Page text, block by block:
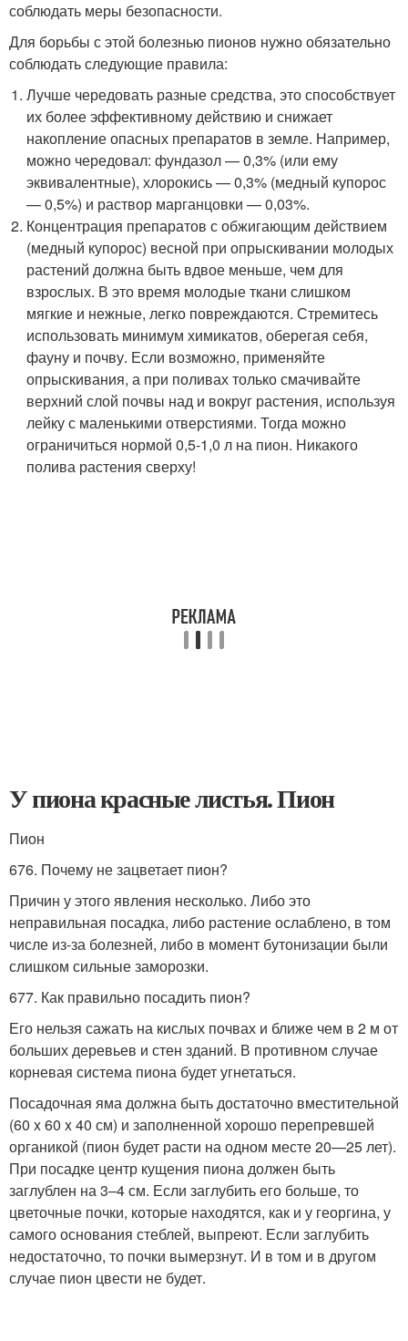
соблюдать меры безопасности.
Для борьбы с этой болезнью пионов нужно обязательно
соблюдать следующие правила:
Лучше чередовать разные средства, это способствует
их более эффективному действию и снижает
накопление опасных препаратов в земле. Например,
можно чередовал: фундазол — 0,3% (или ему
эквивалентные), хлорокись — 0,3% (медный купорос
— 0,5%) и раствор марганцовки — 0,03%.
Концентрация препаратов с обжигающим действием
(медный купорос) весной при опрыскивании молодых
растений должна быть вдвое меньше, чем для
взрослых. В это время молодые ткани слишком
мягкие и нежные, легко повреждаются. Стремитесь
использовать минимум химикатов, оберегая себя,
фауну и почву. Если возможно, применяйте
опрыскивания, а при поливах только смачивайте
верхний слой почвы над и вокруг растения, используя
лейку с маленькими отверстиями. Тогда можно
ограничиться нормой 0,5-1,0 л на пион. Никакого
полива растения сверху!
У пиона красные листья. Пион
Пион
676. Почему не зацветает пион?
Причин у этого явления несколько. Либо это
неправильная посадка, либо растение ослаблено, в том
числе из-за болезней, либо в момент бутонизации были
слишком сильные заморозки.
677. Как правильно посадить пион?
Его нельзя сажать на кислых почвах и ближе чем в 2 м от
больших деревьев и стен зданий. В противном случае
корневая система пиона будет угнетаться.
Посадочная яма должна быть достаточно вместительной
(60 x 60 x 40 см) и заполненной хорошо перепревшей
органикой (пион будет расти на одном месте 20—25 лет).
При посадке центр кущения пиона должен быть
заглублен на 3–4 см. Если заглубить его больше, то
цветочные почки, которые находятся, как и у георгина, у
самого основания стеблей, выпреют. Если заглубить
недостаточно, то почки вымерзнут. И в том и в другом
случае пион цвести не будет.